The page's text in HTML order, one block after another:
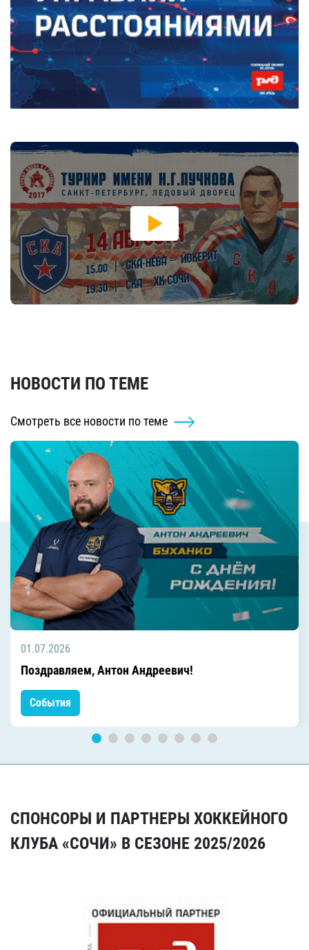
НОВОСТИ ПО ТЕМЕ
Смотреть все новости по теме
01.07.2026
Поздравляем, Антон Андреевич!
События
СПОНСОРЫ И ПАРТНЕРЫ ХОККЕЙНОГО
КЛУБА «СОЧИ» В СЕЗОНЕ 2025/2026